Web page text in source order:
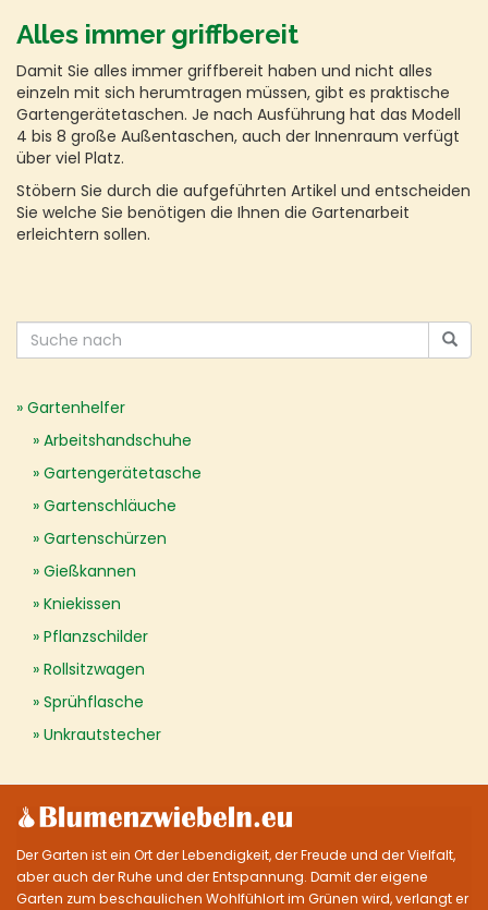
Alles immer griffbereit
Damit Sie alles immer griffbereit haben und nicht alles
einzeln mit sich herumtragen müssen, gibt es praktische
Gartengerätetaschen. Je nach Ausführung hat das Modell
4 bis 8 große Außentaschen, auch der Innenraum verfügt
über viel Platz.
Stöbern Sie durch die aufgeführten Artikel und entscheiden
Sie welche Sie benötigen die Ihnen die Gartenarbeit
erleichtern sollen.
Gartenhelfer
Arbeitshandschuhe
Gartengerätetasche
Gartenschläuche
Gartenschürzen
Gießkannen
Kniekissen
Pflanzschilder
Rollsitzwagen
Sprühflasche
Unkrautstecher
Der Garten ist ein Ort der Lebendigkeit, der Freude und der Vielfalt,
aber auch der Ruhe und der Entspannung. Damit der eigene
Garten zum beschaulichen Wohlfühlort im Grünen wird, verlangt er